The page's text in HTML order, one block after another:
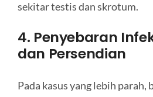
sekitar testis dan skrotum.
4. Penyebaran
dan Persendian
Pada kasus yang lebih parah,